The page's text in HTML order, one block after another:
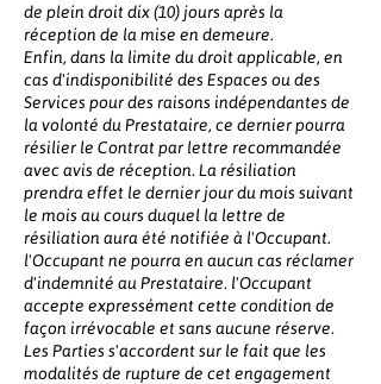
de plein droit dix (10) jours après la
réception de la mise en demeure.
Enfin, dans la limite du droit applicable, en
cas d'indisponibilité des Espaces ou des
Services pour des raisons indépendantes de
la volonté du Prestataire, ce dernier pourra
résilier le Contrat par lettre recommandée
avec avis de réception. La résiliation
prendra effet le dernier jour du mois suivant
le mois au cours duquel la lettre de
résiliation aura été notifiée à l'Occupant.
l'Occupant ne pourra en aucun cas réclamer
d'indemnité au Prestataire. l'Occupant
accepte expressément cette condition de
façon irrévocable et sans aucune réserve.
Les Parties s'accordent sur le fait que les
modalités de rupture de cet engagement